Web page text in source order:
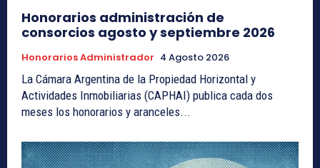
Honorarios administración de
consorcios agosto y septiembre 2026
Honorarios Administrador 4 Agosto 2026
La Cámara Argentina de la Propiedad Horizontal y
Actividades Inmobiliarias (CAPHAI) publica cada dos
meses los honorarios y aranceles...